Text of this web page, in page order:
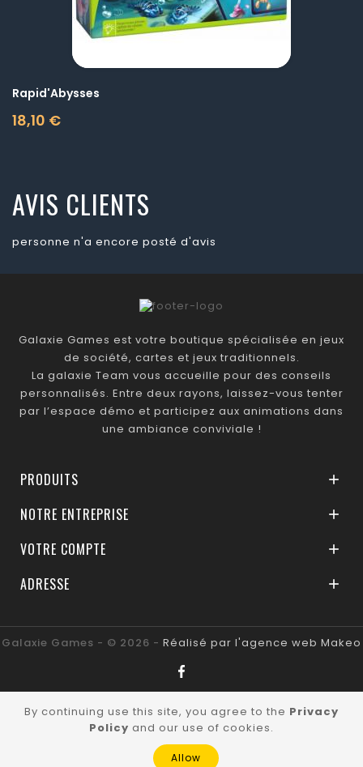
Rapid'Abysses
18,10 €
Prix
AVIS CLIENTS
personne n'a encore posté d'avis
Galaxie Games est votre boutique spécialisée en jeux
de société, cartes et jeux traditionnels.
La galaxie Team vous accueille pour des conseils
personnalisés. Entre deux rayons, laissez-vous tenter
par l’espace démo et participez aux animations dans
une ambiance conviviale !
PRODUITS 
NOTRE ENTREPRISE 
VOTRE COMPTE 
ADRESSE 
Galaxie Games - © 2026 - Réalisé par l'agence web Makeo
By continuing use this site, you agree to the Privacy
Policy and our use of cookies.
Allow